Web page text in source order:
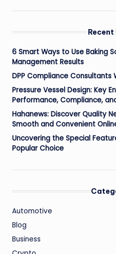
6 Smart Ways to Use Baking
Management Results
DPP Compliance Consultants
Pressure Vessel Design: Key
Performance, Compliance,
Hahanews: Discover Quality
Smooth and Convenient
Uncovering the Special
Popular Choice
Automotive
Blog
Business